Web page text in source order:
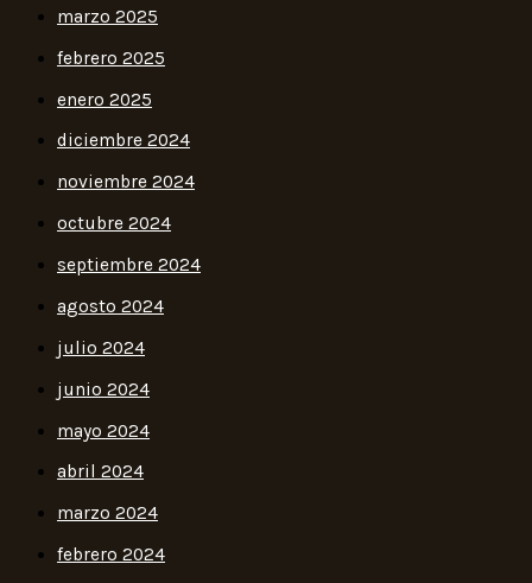
marzo 2025
febrero 2025
enero 2025
diciembre 2024
noviembre 2024
octubre 2024
septiembre 2024
agosto 2024
julio 2024
junio 2024
mayo 2024
abril 2024
marzo 2024
febrero 2024